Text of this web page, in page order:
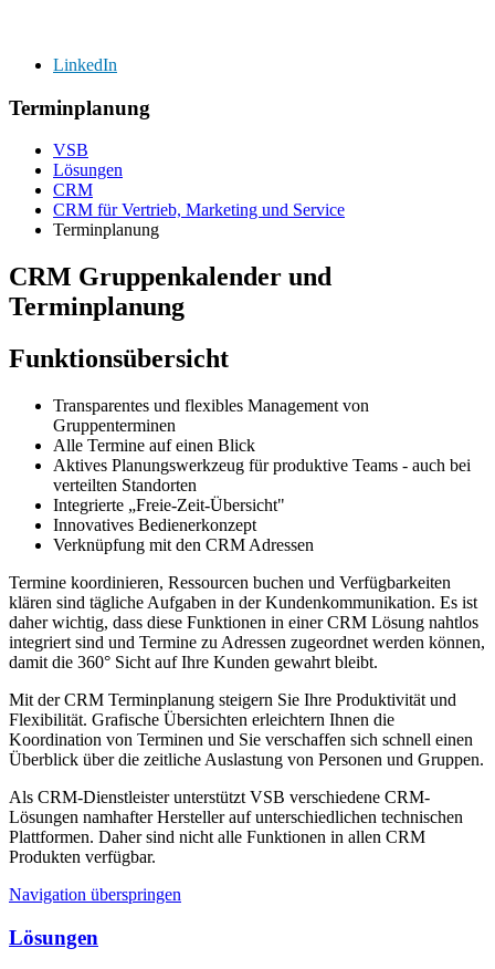
LinkedIn
Terminplanung
VSB
Lösungen
CRM
CRM für Vertrieb, Marketing und Service
Terminplanung
CRM Gruppenkalender und
Terminplanung
Funktionsübersicht
Transparentes und flexibles Management von
Gruppenterminen
Alle Termine auf einen Blick
Aktives Planungswerkzeug für produktive Teams - auch bei
verteilten Standorten
Integrierte „Freie-Zeit-Übersicht"
Innovatives Bedienerkonzept
Verknüpfung mit den CRM Adressen
Termine koordinieren, Ressourcen buchen und Verfügbarkeiten
klären sind tägliche Aufgaben in der Kundenkommunikation. Es ist
daher wichtig, dass diese Funktionen in einer CRM Lösung nahtlos
integriert sind und Termine zu Adressen zugeordnet werden können,
damit die 360° Sicht auf Ihre Kunden gewahrt bleibt.
Mit der CRM Terminplanung steigern Sie Ihre Produktivität und
Flexibilität. Grafische Übersichten erleichtern Ihnen die
Koordination von Terminen und Sie verschaffen sich schnell einen
Überblick über die zeitliche Auslastung von Personen und Gruppen.
Als CRM-Dienstleister unterstützt VSB verschiedene CRM-
Lösungen namhafter Hersteller auf unterschiedlichen technischen
Plattformen. Daher sind nicht alle Funktionen in allen CRM
Produkten verfügbar.
Navigation überspringen
Lösungen